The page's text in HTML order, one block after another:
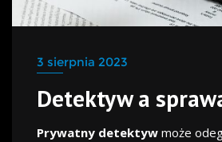
3 sierpnia 2023
Detektyw a
Prywatny detektyw może